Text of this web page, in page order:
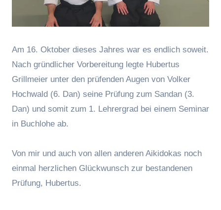
Am 16. Oktober dieses Jahres war es endlich soweit.
Nach gründlicher Vorbereitung legte Hubertus
Grillmeier unter den prüfenden Augen von Volker
Hochwald (6. Dan) seine Prüfung zum Sandan (3.
Dan) und somit zum 1. Lehrergrad bei einem Seminar
in Buchlohe ab.
Von mir und auch von allen anderen Aikidokas noch
einmal herzlichen Glückwunsch zur bestandenen
Prüfung, Hubertus.